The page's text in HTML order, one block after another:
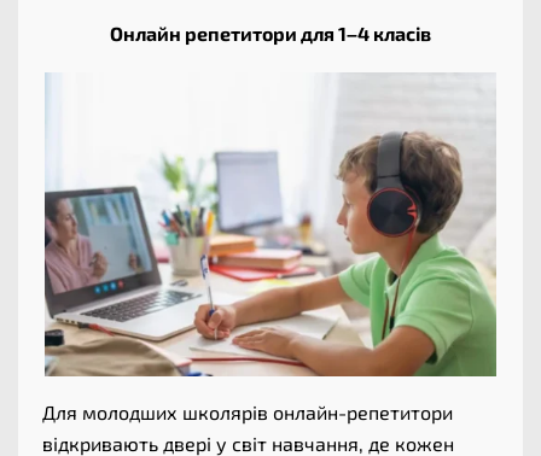
Онлайн репетитори для 1–4 класів
Для молодших школярів онлайн-репетитори
відкривають двері у світ навчання, де кожен